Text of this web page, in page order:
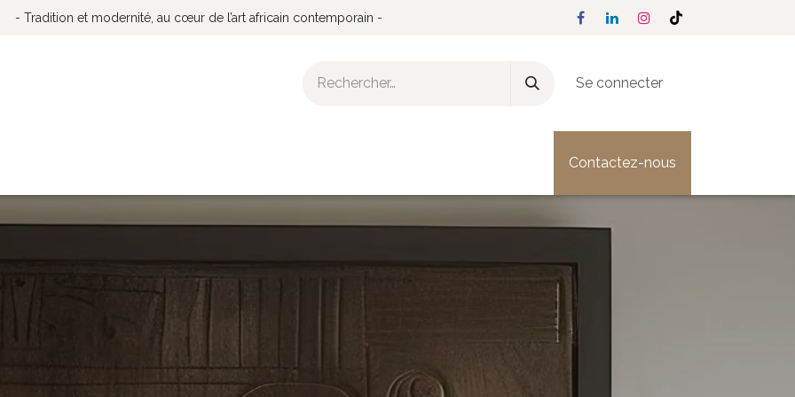
- Tradition et modernité, au cœur de l’art africain contemporain -
Se connecter
Contactez-nous